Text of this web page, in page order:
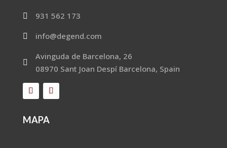
 931 562 173
 info@degend.com

Avinguda de Barcelona, 26
08970 Sant Joan Despí Barcelona, Spain
MAPA